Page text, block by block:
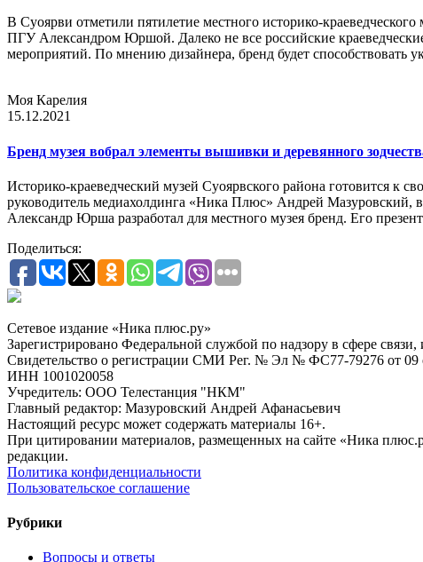
В Суоярви отметили пятилетие местного историко-
ПГУ Александром Юршой. Далеко не все российские
мероприятий. По мнению дизайнера, бренд будет
Моя Карелия
15.12.2021
Бренд музея вобрал элементы вышивки и деревянного
Историко-краеведческий музей Суоярвского района готовится к
руководитель медиахолдинга «Ника Плюс» Андрей Мазуровский,
Александр Юрша разработал для местного музея бренд. Его
Поделиться:
Сетевое издание «Ника плюс.ру»
Зарегистрировано Федеральной службой по надзору в сфере
Свидетельство о регистрации СМИ Рег. № Эл № ФС77-79276 от 09
ИНН 1001020058
Учредитель: ООО Телестанция "НКМ"
Главный редактор: Мазуровский Андрей Афанасьевич
Настоящий ресурс может содержать материалы 16+.
При цитировании материалов, размещенных на сайте «Ника
редакции.
Политика конфиденциальности
Пользовательское соглашение
Рубрики
Вопросы и ответы